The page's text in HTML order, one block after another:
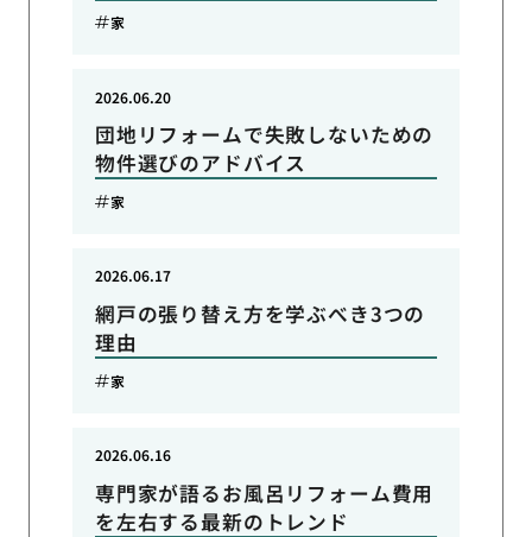
家
団地リフォームで失敗しないための
物件選びのアドバイス
2026.06.20
家
網戸の張り替え方を学ぶべき3つの
理由
2026.06.17
家
専門家が語るお風呂リフォーム費用
を左右する最新のトレンド
2026.06.16